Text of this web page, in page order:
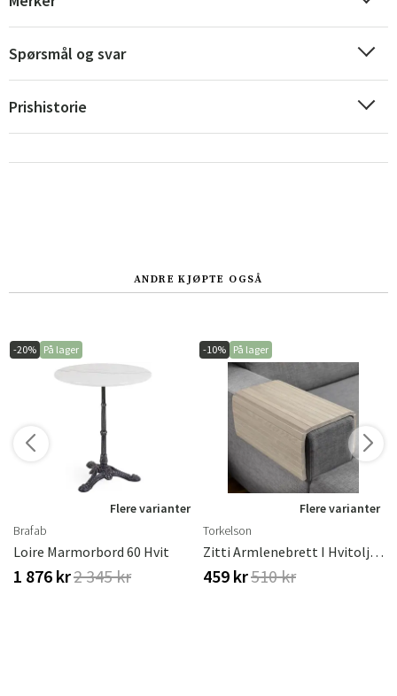
Spørsmål og svar
Prishistorie
ANDRE KJØPTE OGSÅ
-20% På lager
Flere varianter
Brafab
Loire Marmorbord 60 Hvit
1 876 kr2 345 kr
-10% På lager
Flere varianter
Torkelson
Zitti Armlenebrett I Hvitoljet Eik
459 kr510 kr